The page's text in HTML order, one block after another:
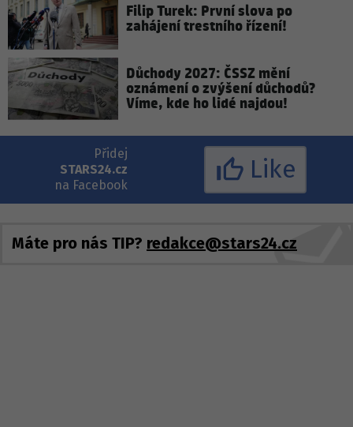
Filip Turek: První slova po
zahájení trestního řízení!
Důchody 2027: ČSSZ mění
oznámení o zvýšení důchodů?
Víme, kde ho lidé najdou!
Přidej
STARS24.cz
na Facebook
Like
Máte pro nás TIP? redakce@stars24.cz